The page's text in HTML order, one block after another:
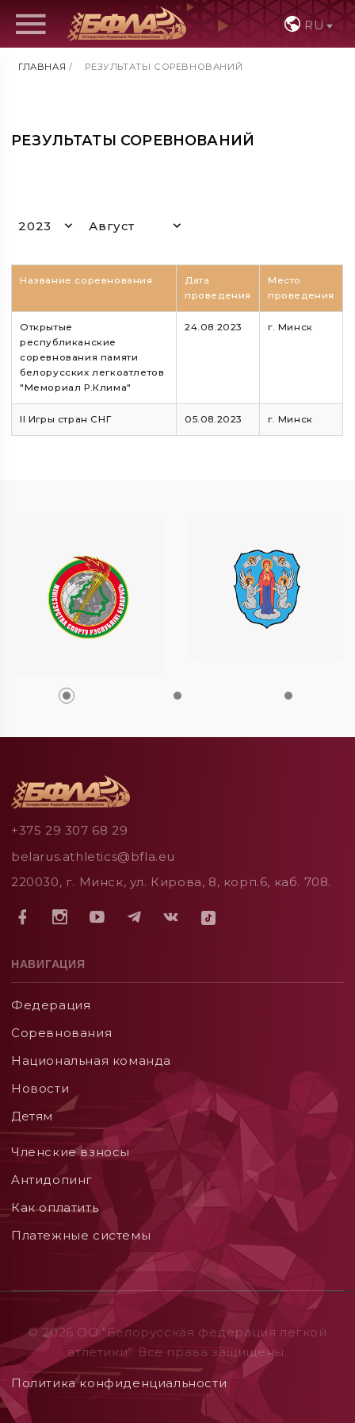
RU
ГЛАВНАЯ / РЕЗУЛЬТАТЫ СОРЕВНОВАНИЙ
РЕЗУЛЬТАТЫ СОРЕВНОВАНИЙ
2023 Август
Название соревнования
Дата
проведения
Место
проведения
Открытые
республиканские
соревнования памяти
белорусских легкоатлетов
"Мемориал Р.Клима"
24.08.2023 г. Минск
II Игры стран СНГ 05.08.2023 г. Минск
+375 29 307 68 29
belarus.athletics@bfla.eu
220030, г. Минск, ул. Кирова, 8, корп.6, каб. 708.
НАВИГАЦИЯ
Федерация
Соревнования
Национальная команда
Новости
Детям
Членские взносы
Aнтидопинг
Как оплатить
Платежные системы
© 2026 ОO "Белорусская федерация легкой
атлетики". Все права защищены.
Политика конфиденциальности